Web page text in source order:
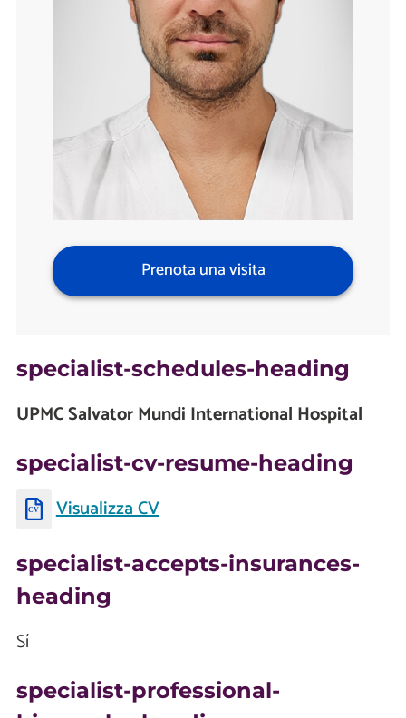
Prenota una visita
specialist-schedules-heading
UPMC Salvator Mundi International Hospital
specialist-cv-resume-heading
Visualizza CV
specialist-accepts-insurances-
heading
Sí
specialist-professional-